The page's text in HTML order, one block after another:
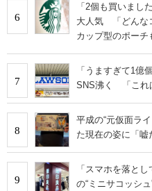
6
「2個も買いまし
大人気 「どんな
カップ型のポーチ
7
「うますぎて1億
SNS沸く 「これ
8
平成の“元仮面ラ
た現在の姿に「嘘
9
「スマホを落と
の“ミニサコッシ